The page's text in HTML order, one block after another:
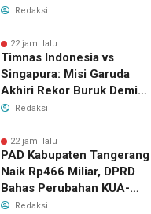
Dana BOP PKBM
Redaksi
22 jam lalu
Timnas Indonesia vs
Singapura: Misi Garuda
Akhiri Rekor Buruk Demi
Tiket Semifinal Piala AFF
Redaksi
22 jam lalu
PAD Kabupaten Tangerang
Naik Rp466 Miliar, DPRD
Bahas Perubahan KUA-
PPAS 2026
Redaksi